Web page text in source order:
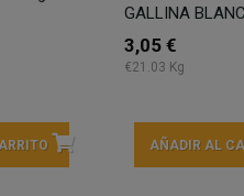
GALLINA
3,05 €
€21.03 Kg
AÑADIR AL